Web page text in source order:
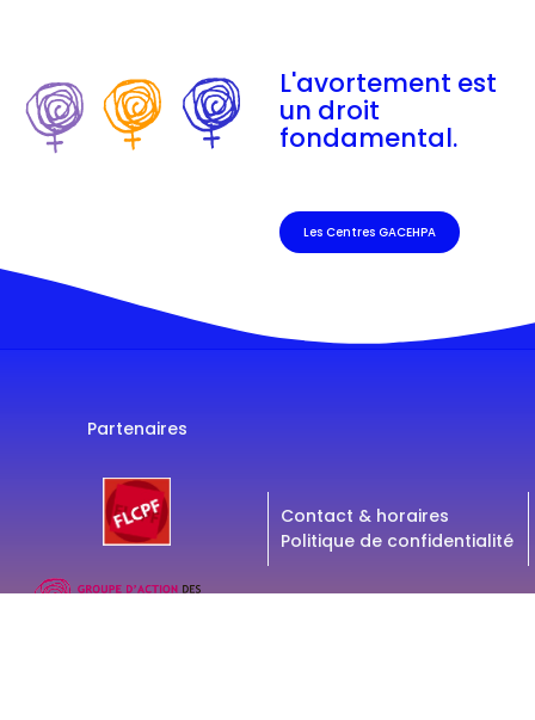
L'avortement est
un droit
fondamental.
Les Centres GACEHPA
Partenaires
Contact & horaires
Politique de confidentialité